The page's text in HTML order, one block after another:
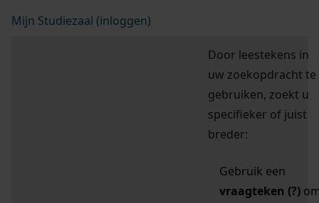
Mijn Studiezaal (inloggen)
Door leestekens in
uw zoekopdracht te
gebruiken, zoekt u
specifieker of juist
breder:
Gebruik een
vraagteken (?)